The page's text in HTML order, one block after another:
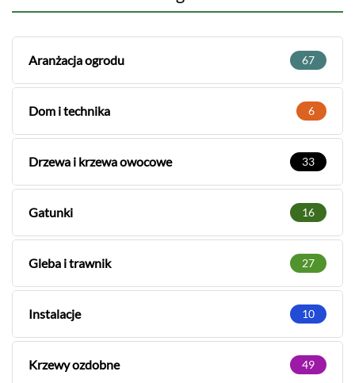
Aranżacja ogrodu 67
Dom i technika 6
Drzewa i krzewa owocowe 33
Gatunki 16
Gleba i trawnik 27
Instalacje 10
Krzewy ozdobne 49